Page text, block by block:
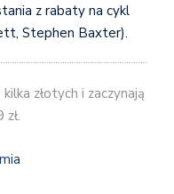
z rabaty na cykl
Stephen Baxter).
złotych i zaczynają